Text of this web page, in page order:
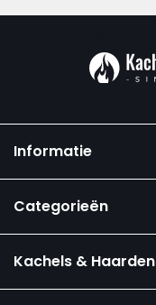
Informatie
Categorieën
Kachels & Haarden